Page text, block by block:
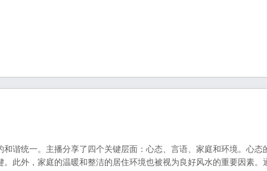
谐统一。主播分享了四个关键层面：心态、言语、家庭和环境。心态
此外，家庭的温暖和整洁的居住环境也被视为良好风水的重要因素。